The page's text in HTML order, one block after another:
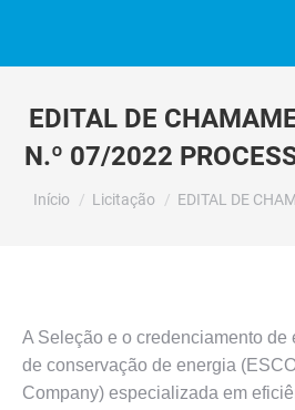
EDITAL DE
N.º 07/2022
Você está aqui:
Início Licitação EDITAL DE
A Seleção e o credenciamento de
de conservação de energia
Company) especializada em